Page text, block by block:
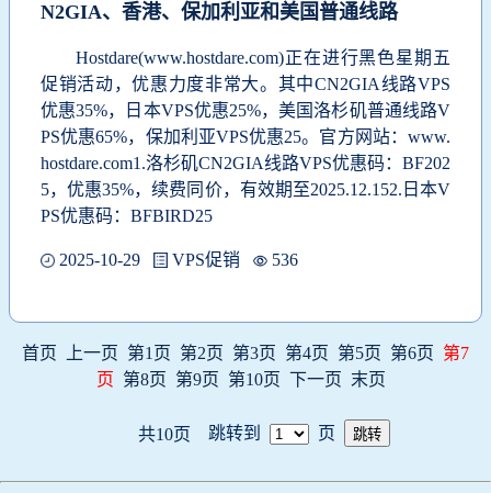
N2GIA、香港、保加利亚和美国普通线路
Hostdare(www.hostdare.com)正在进行黑色星期五
促销活动，优惠力度非常大。其中CN2GIA线路VPS
优惠35%，日本VPS优惠25%，美国洛杉矶普通线路V
PS优惠65%，保加利亚VPS优惠25。官方网站：www.
hostdare.com1.洛杉矶CN2GIA线路VPS优惠码：BF202
5，优惠35%，续费同价，有效期至2025.12.152.日本V
PS优惠码：BFBIRD25
2025-10-29 VPS促销 536
首页 上一页 第1页 第2页 第3页 第4页 第5页 第6页 第7
页 第8页 第9页 第10页 下一页 末页
共10页 跳转到 页